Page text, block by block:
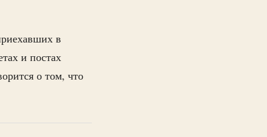
в
и постах
о том, что